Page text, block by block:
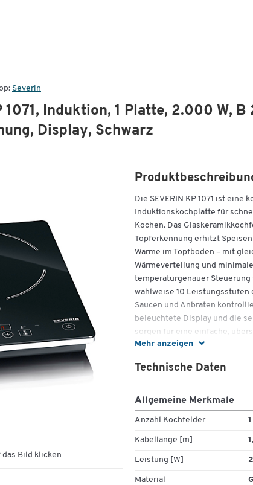
Severin
1071, Induktion, 1 Platte, 2.000 W,
Display, Schwarz
Bild klicken
Mehr anzeigen
Die SEVERIN KP 1071 ist eine
Induktionskochplatte für
Kochen. Das
Topferkennung erhitzt
Wärme im Topfboden – mit
Wärmeverteilung und
temperaturgenauer Steuerung
wahlweise 10
Saucen und Anbraten
beleuchtete Display und die
sorgen für eine einfache,
Kochstelle überzeugt die KP
und automatischer
Kontrollleuchte. Die
reinigen, da die Hitze im Topf
Fläche anbrennt. Das schlanke
Zusatzkochfeld, für
Haushalt.
Technische Daten
Allgemeine Merkmale
Anzahl Kochfelder 1
Kabellänge [m]
Leistung [W]
Material